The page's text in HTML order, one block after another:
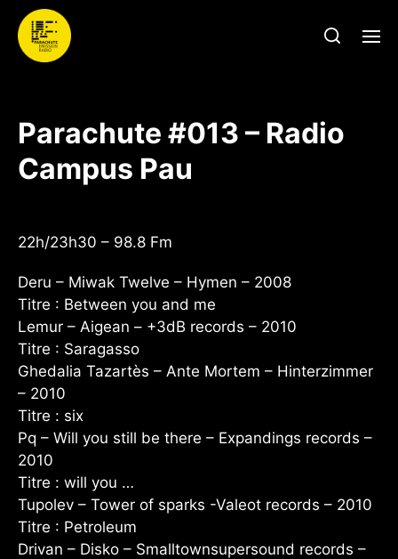
Parachute #013 – Radio
Campus Pau
22h/23h30 – 98.8 Fm
Deru – Miwak Twelve – Hymen – 2008
Titre : Between you and me
Lemur – Aigean – +3dB records – 2010
Titre : Saragasso
Ghedalia Tazartès – Ante Mortem – Hinterzimmer
– 2010
Titre : six
Pq – Will you still be there – Expandings records –
2010
Titre : will you …
Tupolev – Tower of sparks -Valeot records – 2010
Titre : Petroleum
Drivan – Disko – Smalltownsupersound records –